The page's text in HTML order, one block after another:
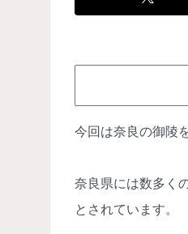
今回は奈良の御陵
奈良県には数多く
とされています。